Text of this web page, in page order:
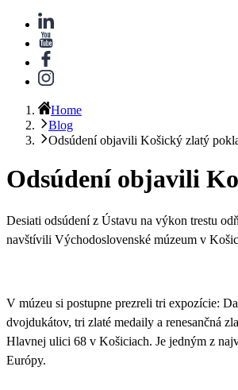
Home
Blog
Odsúdení objavili Košický zlatý
Odsúdení objavili
Desiati odsúdení z Ústavu na výkon trestu
navštívili Východoslovenské múzeum v
V múzeu si postupne prezreli tri expozície:
dvojdukátov, tri zlaté medaily a renesančná
Hlavnej ulici 68 v Košiciach. Je jedným z
Európy.